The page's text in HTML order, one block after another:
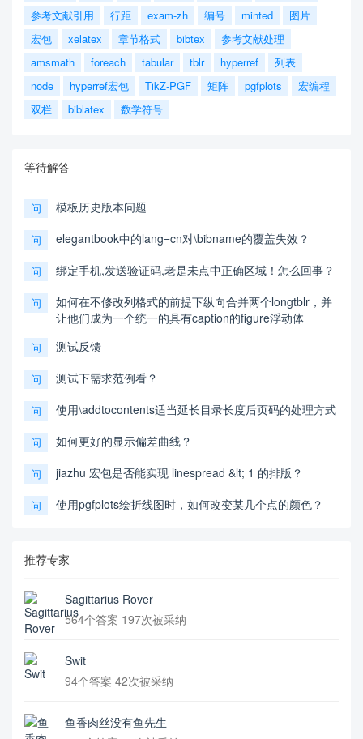
参考文献引用
行距 exam-zh 编号 minted
图片
宏包
xelatex 章节格式 bibtex
参考文献处理
amsmath
foreach tabular tblr hyperref
列表
node
hyperref宏包 TikZ-PGF 矩阵 pgfplots
宏编程
双栏
biblatex 数学符号
等待解答
问 模板历史版本问题
问 elegantbook中的lang=cn对\bibname的覆盖失效？
问 绑定手机,发送验证码,老是未点中正确区域！怎么回事？
问
如何在不修改列格式的前提下纵向合并两个longtblr，并
让他们成为一个统一的具有caption的figure浮动体
问 测试反馈
问 测试下需求范例看？
问 使用\addtocontents适当延长目录长度后页码的处理方式
问 如何更好的显示偏差曲线？
问 jiazhu 宏包是否能实现 linespread &lt; 1 的排版？
问 使用pgfplots绘折线图时，如何改变某几个点的颜色？
推荐专家
Sagittarius Rover
564个答案 197次被采纳
Swit
94个答案 42次被采纳
鱼香肉丝没有鱼先生